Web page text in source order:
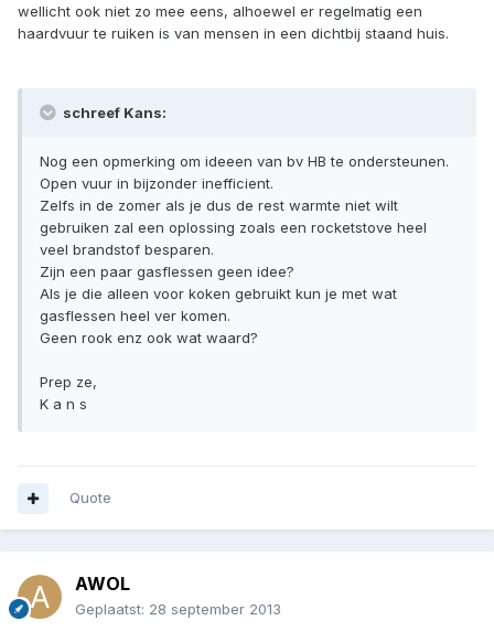
wellicht ook niet zo mee eens, alhoewel er regelmatig een
haardvuur te ruiken is van mensen in een dichtbij staand huis.
schreef Kans:
Nog een opmerking om ideeen van bv HB te ondersteunen.
Open vuur in bijzonder inefficient.
Zelfs in de zomer als je dus de rest warmte niet wilt
gebruiken zal een oplossing zoals een rocketstove heel
veel brandstof besparen.
Zijn een paar gasflessen geen idee?
Als je die alleen voor koken gebruikt kun je met wat
gasflessen heel ver komen.
Geen rook enz ook wat waard?
Prep ze,
K a n s
Quote
AWOL
Geplaatst: 28 september 2013